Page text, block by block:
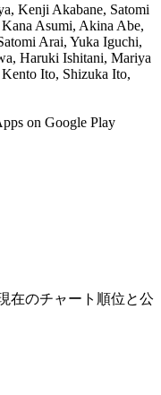
Kenji Akabane, Satomi
Asumi, Akina Abe,
Arai, Yuka Iguchi,
Haruki Ishitani, Mariya
Ito, Shizuka Ito,
on Google Play
在のチャート順位と公